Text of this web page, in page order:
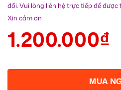
đổi. Vui lòng liên hệ trực tiếp để
Xin cảm ơn
1.200.000₫
MUA